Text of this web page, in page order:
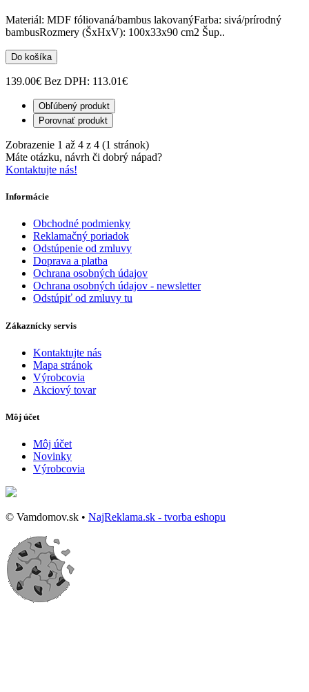
Materiál: MDF fóliovaná/bambus lakovanýFarba: sivá/prírodný
bambusRozmery (ŠxHxV): 100x33x90 cm2 Šup..
Do košíka
139.00€ Bez DPH: 113.01€
Obľúbený produkt
Porovnať produkt
Zobrazenie 1 až 4 z 4 (1 stránok)
Máte otázku, návrh či dobrý nápad?
Kontaktujte nás!
Informácie
Obchodné podmienky
Reklamačný poriadok
Odstúpenie od zmluvy
Doprava a platba
Ochrana osobných údajov
Ochrana osobných údajov - newsletter
Odstúpiť od zmluvy tu
Zákaznícky servis
Kontaktujte nás
Mapa stránok
Výrobcovia
Akciový tovar
Môj účet
Môj účet
Novinky
Výrobcovia
© Vamdomov.sk • NajReklama.sk - tvorba eshopu